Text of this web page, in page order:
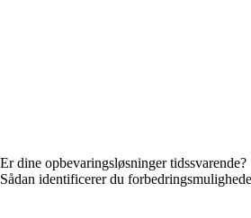
Er dine opbevaringsløsninger tidssvarende?
Sådan identificerer du